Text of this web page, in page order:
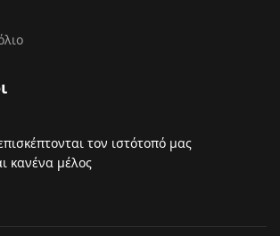
τον ιστότοπό μας
κανένα μέλος